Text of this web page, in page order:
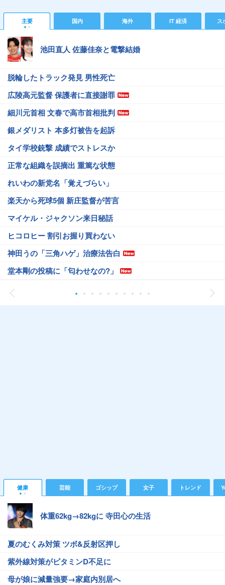
主要 国内 海外 IT 経済 ス
池田直人 佐藤佳奈と電撃結婚
脱輪したトラック発見 男性死亡
広陵高元監督 保護者に直接謝罪
細川元首相 文春で高市首相批判
銀メダリスト 本多灯被告を起訴
タイ学校銃撃 成績でストレスか
正常な組織を誤摘出 重篤な状態
れいわの新党名「覚えづらい」
楽天から死球5個 新庄監督が苦言
マイケル・ジャクソン来日秘話
ヒコロヒー 割引お握り買わない
神田うの「三角ハゲ」治療法告白
堂本剛の投稿に「匂わせなの?」
健康 芸能 ゴシップ 女子 トレンド
体重62kg→82kgに 寺田心の生活
夏のむくみ対策 ツボ&反射区押し
紫外線対策がビタミンD不足に
母が娘に減量強要→家庭内別居へ